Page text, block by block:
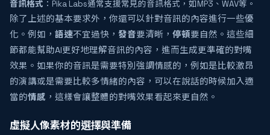
音訊格式 ：Pika Labs通常支援常見的音訊格式，如MP3、WAV等。
除了上述的基本要求外，你還可以針對音訊的內容進行一些優
化。例如， 語速不宜過快， 發音要清晰， 停頓要自然。這些細
節都能幫助AI更好地理解音訊的內容，進而生成更準確的對嘴
效果。如果你的音訊是需要特別強調情感的，例如是比較激昂
的演講或是需要比較多情緒的內容，可以在說話的時候加入適
當的情感 ，這樣會讓整體的對嘴效果看起來更自然。
虛擬人像素材的選擇與準備